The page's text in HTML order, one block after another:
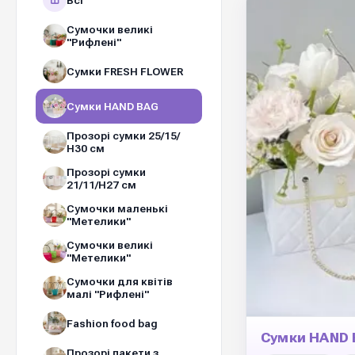
Сумочки великі
"Рифлені"
Сумки FRESH FLOWER
Сумки HAND BAG
Прозорі сумки 25/15/
Н30 см
Прозорі сумки
21/11/H27 см
Сумочки маленькі
"Метелики"
Сумочки великі
"Метелики"
Сумочки для квітів
малі "Рифлені"
Fashion food bag
Сумки HAND